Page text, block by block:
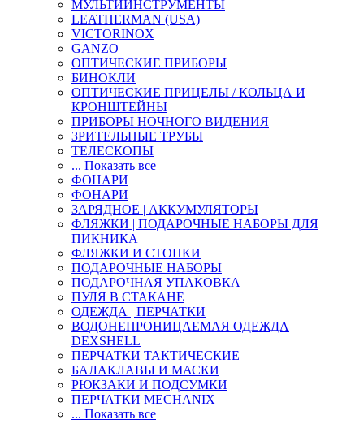
МУЛЬТИИНСТРУМЕНТЫ
LEATHERMAN (USA)
VICTORINOX
GANZO
ОПТИЧЕСКИЕ ПРИБОРЫ
БИНОКЛИ
ОПТИЧЕСКИЕ ПРИЦЕЛЫ / КОЛЬЦА И
КРОНШТЕЙНЫ
ПРИБОРЫ НОЧНОГО ВИДЕНИЯ
ЗРИТЕЛЬНЫЕ ТРУБЫ
ТЕЛЕСКОПЫ
... Показать все
ФОНАРИ
ФОНАРИ
ЗАРЯДНОЕ | АККУМУЛЯТОРЫ
ФЛЯЖКИ | ПОДАРОЧНЫЕ НАБОРЫ ДЛЯ
ПИКНИКА
ФЛЯЖКИ И СТОПКИ
ПОДАРОЧНЫЕ НАБОРЫ
ПОДАРОЧНАЯ УПАКОВКА
ПУЛЯ В СТАКАНЕ
ОДЕЖДА | ПЕРЧАТКИ
ВОДОНЕПРОНИЦАЕМАЯ ОДЕЖДА
DEXSHELL
ПЕРЧАТКИ ТАКТИЧЕСКИЕ
БАЛАКЛАВЫ И МАСКИ
РЮКЗАКИ И ПОДСУМКИ
ПЕРЧАТКИ MECHANIX
... Показать все